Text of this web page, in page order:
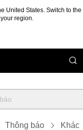
United States. Switch to
region.
Thông báo Khác